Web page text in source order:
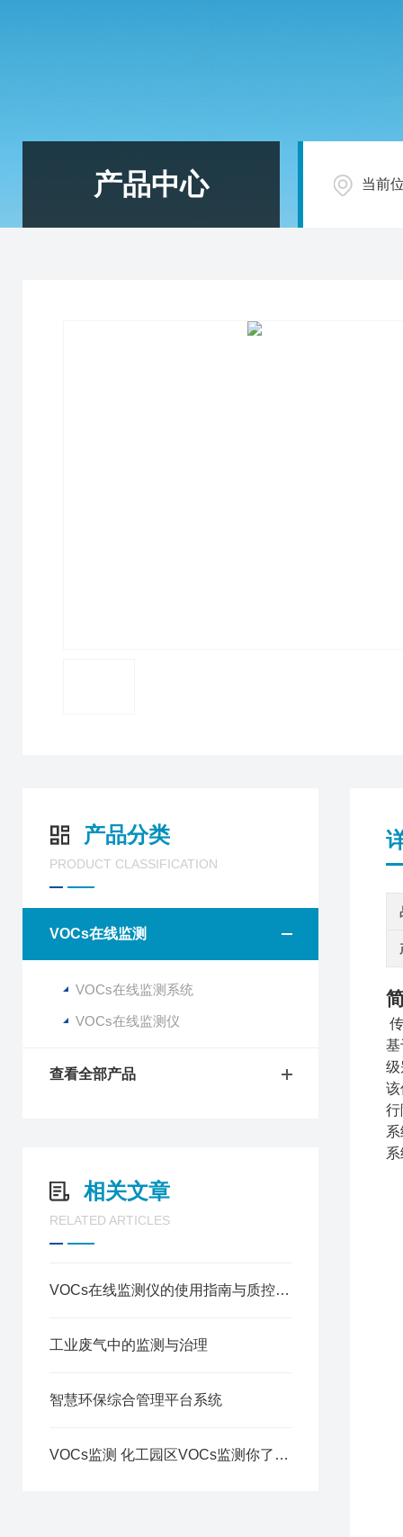
产品中心 当前
产品分类
PRODUCT CLASSIFICATION
VOCs在线监测
VOCs在线监测系统
VOCs在线监测仪
查看全部产品
相关文章
RELATED ARTICLES
VOCs在线监测仪的使用指南与质控要点
工业废气中的监测与治理
智慧环保综合管理平台系统
VOCs监测 化工园区VOCs监测你了解吗？
基
级
该
行